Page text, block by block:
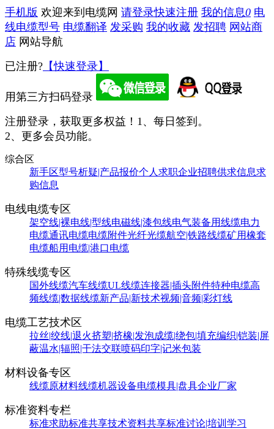
手机版 欢迎来到电缆网 请登录快速注册 我的信息0 电
线电缆型号 电缆翻译 发采购 我的收藏 发招聘 网站商
店 网站导航
已注册? 【快速登录】
用第三方扫码登录
注册登录，获取更多权益！ 1、每日签到。
2、更多会员功能。
综合区
新手区型号析疑|产品报价个人求职企业招聘供求信息求
购信息
电线电缆专区
架空线|裸电线|型线电磁线|漆包线电气装备用线缆电力
电缆通讯电缆电缆附件光纤光缆航空|铁路线缆矿用橡套
电缆船用电缆|港口电缆
特殊线缆专区
国外线缆汽车线缆UL线缆连接器|插头附件特种电缆高
频线缆|数据线缆新产品|新技术视频|音频|彩灯线
电缆工艺技术区
拉丝|绞线|退火挤塑|挤橡|发泡成缆|绕包|填充编织|铠装|屏
蔽温水|辐照|干法交联喷码印字|记米包装
材料设备专区
线缆原材料线缆机器设备电缆模具|盘具企业厂家
标准资料专栏
标准求助标准共享技术资料共享标准讨论|培训学习